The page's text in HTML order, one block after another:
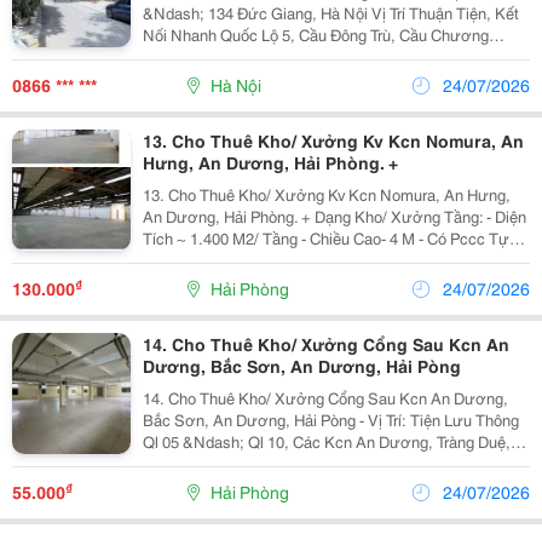
&Ndash; 134 Đức Giang, Hà Nội Vị Trí Thuận Tiện, Kết
Nối Nhanh Quốc Lộ 5, Cầu Đông Trù, Cầu Chương
Dương, Thuận Lợi Vận Chuyển Hàng Hóa. ✅ Diện Tích:
1.300M&Sup2; ✅ Giá Thuê: 100 Triệu/Tháng ✅ Trần
0866 *** *** Hà Nội 24/07/2026
13. Cho Thuê Kho/ Xưởng Kv Kcn Nomura, An
Hưng, An Dương, Hải Phòng. +
13. Cho Thuê Kho/ Xưởng Kv Kcn Nomura, An Hưng,
An Dương, Hải Phòng. + Dạng Kho/ Xưởng Tầng: - Diện
Tích ~ 1.400 M2/ Tầng - Chiều Cao- 4 M - Có Pccc Tự
Động - Giá Chào Thuê: 4.85 Usd/ M2/ 1 Tháng. - Chi Tiết
Liên Hệ:
130.000₫ Hải Phòng 24/07/2026
14. Cho Thuê Kho/ Xưởng Cổng Sau Kcn An
Dương, Bắc Sơn, An Dương, Hải Pòng
14. Cho Thuê Kho/ Xưởng Cổng Sau Kcn An Dương,
Bắc Sơn, An Dương, Hải Pòng - Vị Trí: Tiện Lưu Thông
Ql 05 &Ndash; Ql 10, Các Kcn An Dương, Tràng Duệ,
Nomura, Nam Cầu Kiền&Hellip;.. - Pccc Trang Bị Cơ
Bản 1 Phần - Xe Tải To Ra Vào - Diện Tích Cho...
55.000₫ Hải Phòng 24/07/2026